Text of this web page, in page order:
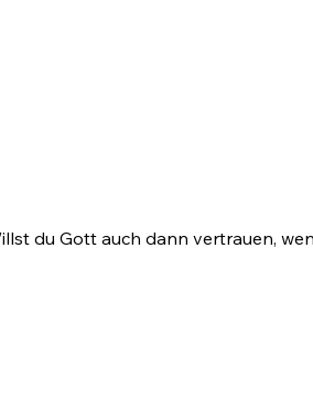
du Gott auch dann vertrauen,